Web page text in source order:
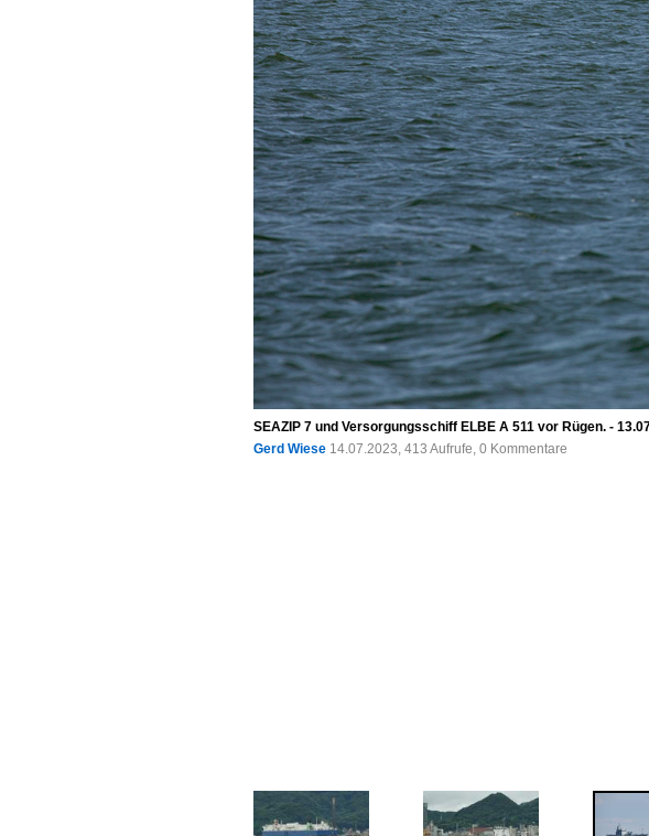
SEAZIP 7 und Versorgungsschiff ELBE A 511 vor Rügen. -
Gerd Wiese 14.07.2023, 413 Aufrufe, 0 Kommentare